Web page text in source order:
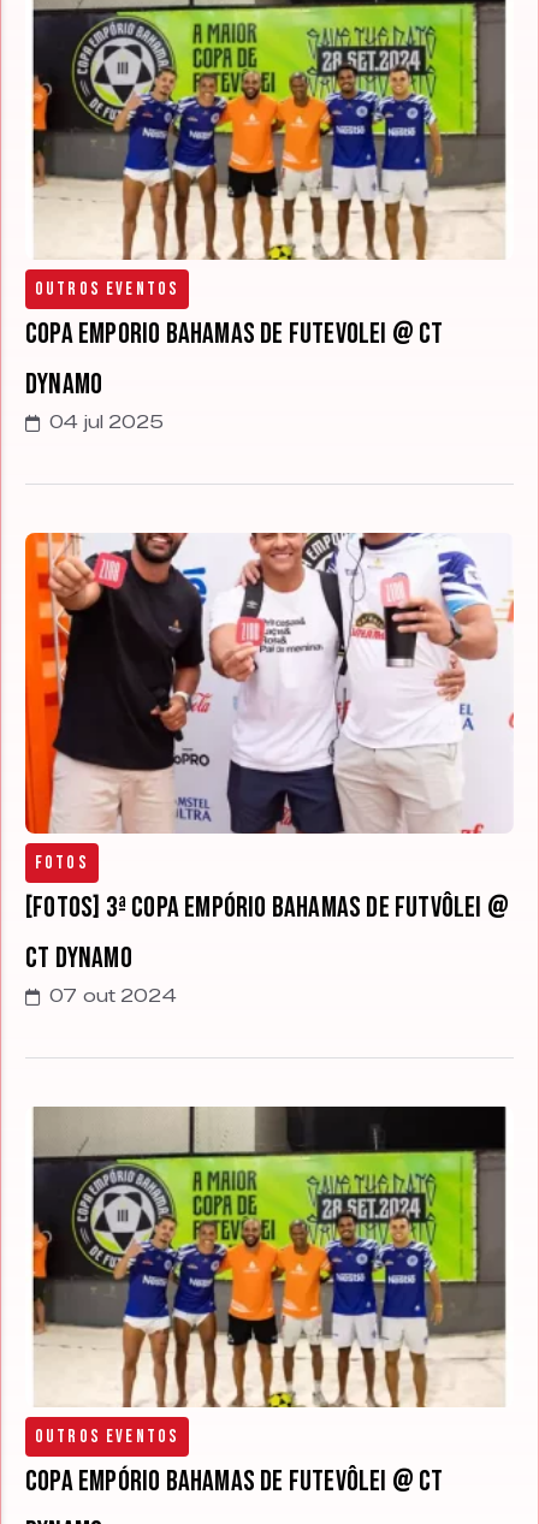
Outros Eventos
Copa Emporio Bahamas de Futevolei @ CT
Dynamo
04 jul 2025
Fotos
[FOTOS] 3ª Copa Empório Bahamas de Futvôlei @
CT Dynamo
07 out 2024
Outros Eventos
Copa Empório Bahamas de Futevôlei @ CT